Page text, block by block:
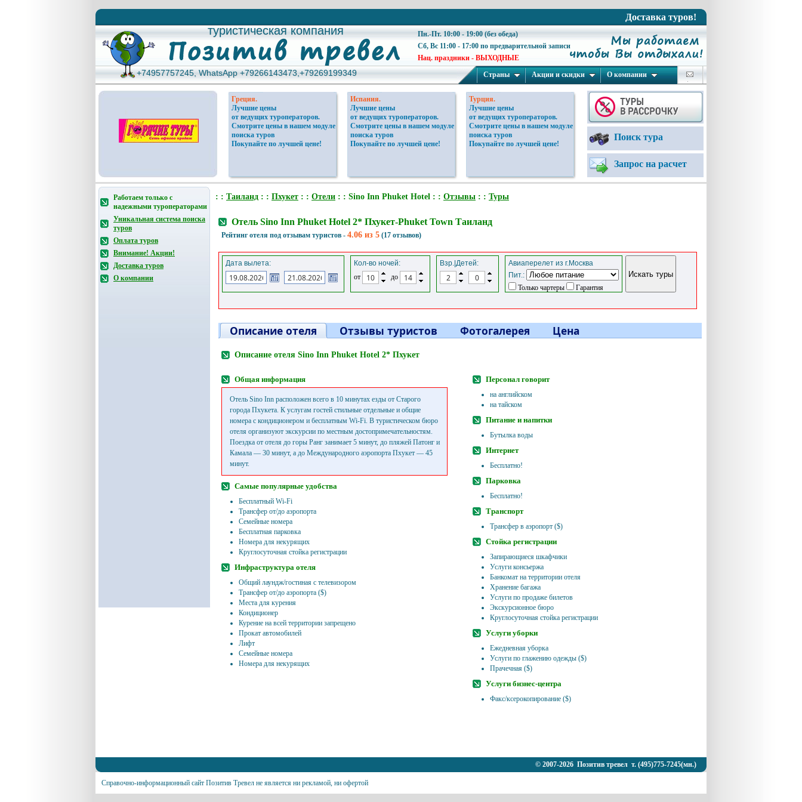
Доставка туров!
туристическая компания
туристическая компания
Пн.-Пт. 10:00 - 19:00 (без обеда)
Сб, Вс 11:00 - 17:00 по предварительной записи
Нац. праздники - ВЫХОДНЫЕ
+74957757245, WhatsApp +79266143473,+79269199349
+74957757245, WhatsApp +79266143473,+79269199349 Страны Акции и скидки О компании
Греция.
Лучшие цены
от ведущих туроператоров.
Смотрите цены в нашем модуле
поиска туров
Покупайте по лучшей цене!
Испания.
Лучшие цены
от ведущих туроператоров.
Смотрите цены в нашем модуле
поиска туров
Покупайте по лучшей цене!
Турция.
Лучшие цены
от ведущих туроператоров.
Смотрите цены в нашем модуле
поиска туров
Покупайте по лучшей цене!
Поиск тура
Запрос на расчет
Работаем только с
надежными туроператорами
Уникальная система поиска
туров
Оплата туров
Внимание! Акции!
Доставка туров
О компании
: : Таиланд : : Пхукет : : Отели : : Sino Inn Phuket Hotel : : Отзывы : : Туры
Отель Sino Inn Phuket Hotel 2* Пхукет-Phuket Town Таиланд
Рейтинг отеля под отзывам туристов - 4.06 из 5 (17 отзывов)
Дата вылета:
Кол-во ночей:
от
до
Взр.|Детей:
Авиаперелет из г.Москва
Пит.:
Только чартеры
Гарантия
Описание отеля Отзывы туристов Фотогалерея Цена
Описание отеля Sino Inn Phuket Hotel 2* Пхукет
Общая информация
Отель Sino Inn расположен всего в 10 минутах езды от Старого
города Пхукета. К услугам гостей стильные отдельные и общие
номера с кондиционером и бесплатным Wi-Fi. В туристическом бюро
отеля организуют экскурсии по местным достопримечательностям.
Поездка от отеля до горы Ранг занимает 5 минут, до пляжей Патонг и
Камала — 30 минут, а до Международного аэропорта Пхукет — 45
минут.
Самые популярные удобства
Бесплатный Wi-Fi
Трансфер от/до аэропорта
Семейные номера
Бесплатная парковка
Номера для некурящих
Круглосуточная стойка регистрации
Инфраструктура отеля
Общий лаундж/гостиная с телевизором
Трансфер от/до аэропорта ($)
Места для курения
Кондиционер
Курение на всей территории запрещено
Прокат автомобилей
Лифт
Семейные номера
Номера для некурящих
Персонал говорит
на английском
на тайском
Питание и напитки
Бутылка воды
Интернет
Бесплатно!
Парковка
Бесплатно!
Транспорт
Трансфер в аэропорт ($)
Стойка регистрации
Запирающиеся шкафчики
Услуги консьержа
Банкомат на территории отеля
Хранение багажа
Услуги по продаже билетов
Экскурсионное бюро
Круглосуточная стойка регистрации
Услуги уборки
Ежедневная уборка
Услуги по глажению одежды ($)
Прачечная ($)
Услуги бизнес-центра
Факс/ксерокопирование ($)
© 2007-2026 Позитив тревел т. (495)775-7245(мн.)
Справочно-информационный сайт Позитив Тревел не является ни рекламой, ни офертой